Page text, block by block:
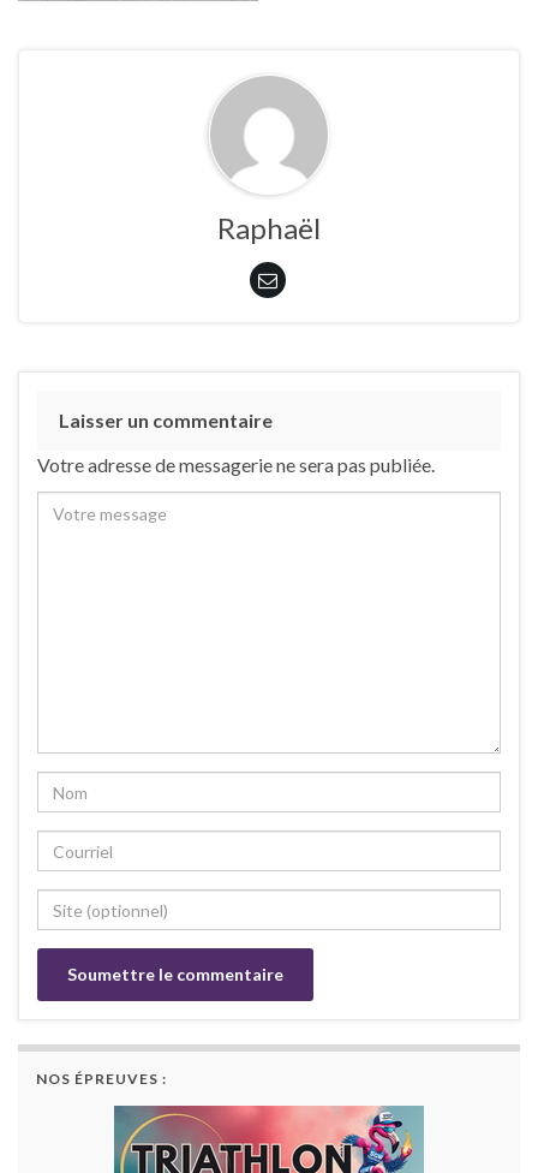
Raphaël
Laisser un commentaire
Votre adresse de messagerie ne sera pas publiée.
NOS ÉPREUVES :